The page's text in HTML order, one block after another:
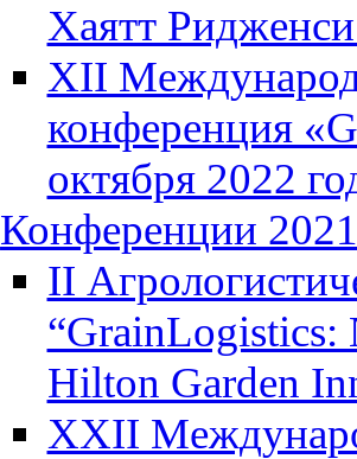
Хаятт
XII
конференция
октября 2022
Конференции 2021
II
“GrainLogistics:
Hilton Garden
XXII